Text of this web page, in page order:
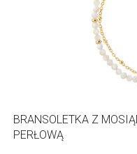
BRANSOLETKA Z
PERŁOWĄ